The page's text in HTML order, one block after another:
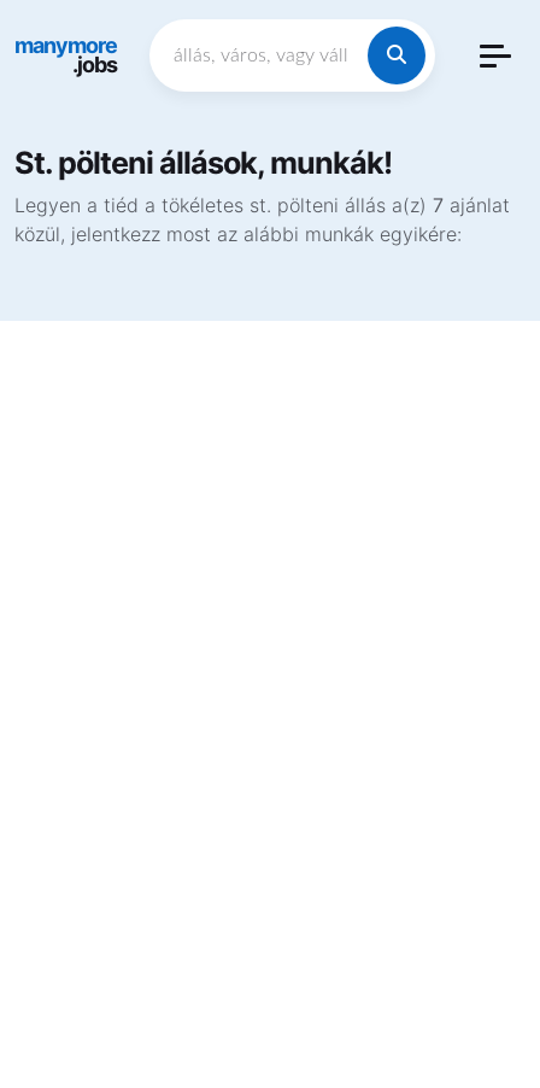
manymore
.jobs
St. pölteni állások, munkák!
Legyen a tiéd a tökéletes st. pölteni állás a(z) 7 ajánlat
közül, jelentkezz most az alábbi munkák egyikére: